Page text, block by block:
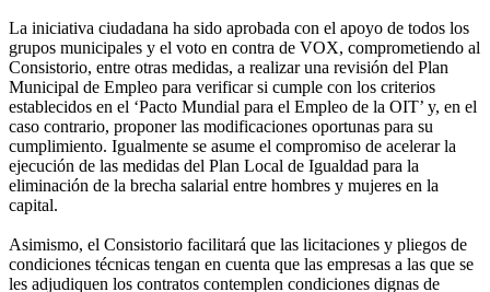
La iniciativa ciudadana ha sido aprobada con el apoyo de todos los
grupos municipales y el voto en contra de VOX, comprometiendo al
Consistorio, entre otras medidas, a realizar una revisión del Plan
Municipal de Empleo para verificar si cumple con los criterios
establecidos en el ‘Pacto Mundial para el Empleo de la OIT’ y, en el
caso contrario, proponer las modificaciones oportunas para su
cumplimiento. Igualmente se asume el compromiso de acelerar la
ejecución de las medidas del Plan Local de Igualdad para la
eliminación de la brecha salarial entre hombres y mujeres en la
capital.
Asimismo, el Consistorio facilitará que las licitaciones y pliegos de
condiciones técnicas tengan en cuenta que las empresas a las que se
les adjudiquen los contratos contemplen condiciones dignas de